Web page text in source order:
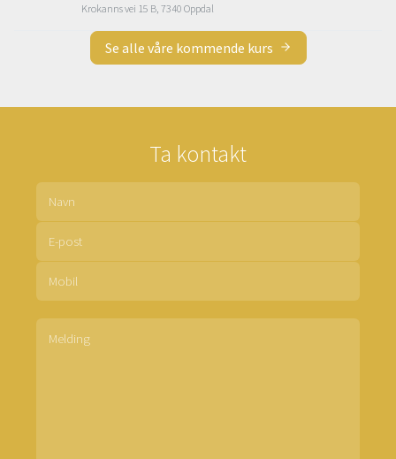
Krokanns vei 15 B, 7340 Oppdal
Se alle våre kommende kurs
Ta kontakt